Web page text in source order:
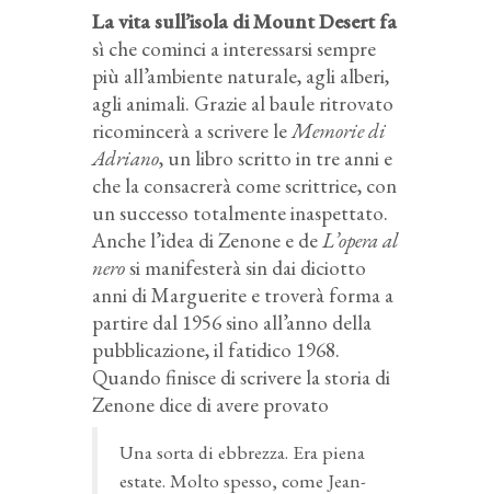
La vita sull’isola di Mount Desert fa
sì che cominci a interessarsi sempre
più all’ambiente naturale, agli alberi,
agli animali. Grazie al baule ritrovato
ricomincerà a scrivere leMemorie di
Adriano, un libro scritto in tre anni e
che la consacrerà come scrittrice, con
un successo totalmente inaspettato.
Anche l’idea di Zenone e deL’opera al
nerosi manifesterà sin dai diciotto
anni di Marguerite e troverà forma a
partire dal 1956 sino all’anno della
pubblicazione, il fatidico 1968.
Quando finisce di scrivere la storia di
Zenone dice di avere provato
Una sorta di ebbrezza. Era piena
estate. Molto spesso, come Jean-